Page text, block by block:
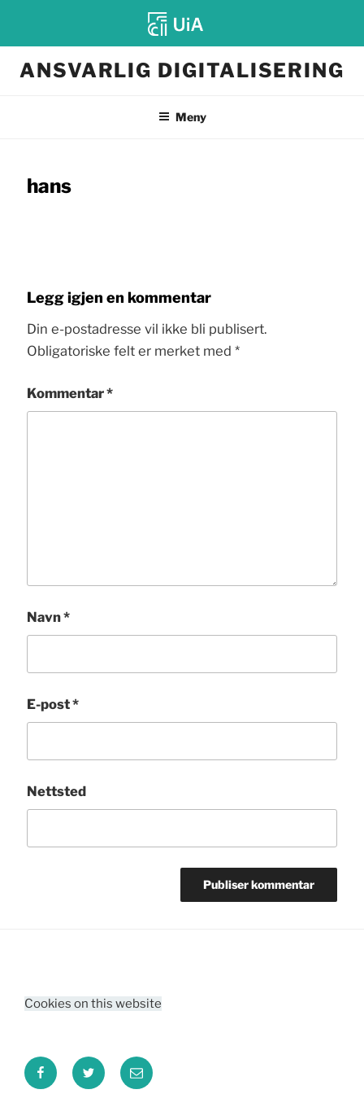
ANSVARLIG DIGITALISERING
Meny
hans
Legg igjen en kommentar
Din e-postadresse vil ikke bli publisert.
Obligatoriske felt er merket med *
Kommentar*
Navn*
E-post*
Nettsted
Cookies on this website
FacebookTwitter Email